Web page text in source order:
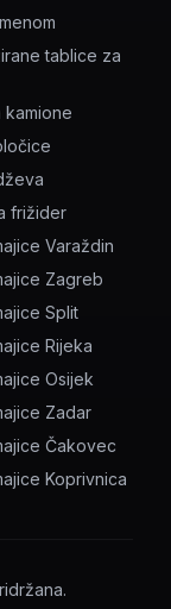
tablice za
kamione
frižider
Varaždin
Zagreb
Split
Rijeka
Osijek
Zadar
Čakovec
Koprivnica